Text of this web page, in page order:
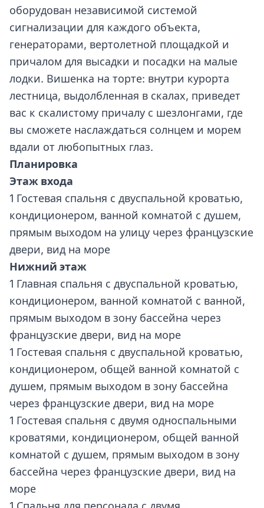
оборудован независимой системой
сигнализации для каждого объекта,
генераторами, вертолетной площадкой и
причалом для высадки и посадки на малые
лодки. Вишенка на торте: внутри курорта
лестница, выдолбленная в скалах, приведет
вас к скалистому причалу с шезлонгами, где
вы сможете наслаждаться солнцем и морем
вдали от любопытных глаз.
Планировка
Этаж входа
1 Гостевая спальня с двуспальной кроватью,
кондиционером, ванной комнатой с душем,
прямым выходом на улицу через французские
двери, вид на море
Нижний этаж
1 Главная спальня с двуспальной кроватью,
кондиционером, ванной комнатой с ванной,
прямым выходом в зону бассейна через
французские двери, вид на море
1 Гостевая спальня с двуспальной кроватью,
кондиционером, общей ванной комнатой с
душем, прямым выходом в зону бассейна
через французские двери, вид на море
1 Гостевая спальня с двумя односпальными
кроватями, кондиционером, общей ванной
комнатой с душем, прямым выходом в зону
бассейна через французские двери, вид на
море